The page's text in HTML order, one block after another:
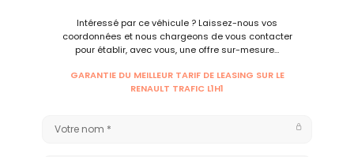
Intéressé par ce véhicule ? Laissez-nous vos
coordonnées et nous chargeons de vous contacter
pour établir, avec vous, une offre sur-mesure…
GARANTIE DU MEILLEUR TARIF DE LEASING SUR LE
RENAULT TRAFIC L1H1